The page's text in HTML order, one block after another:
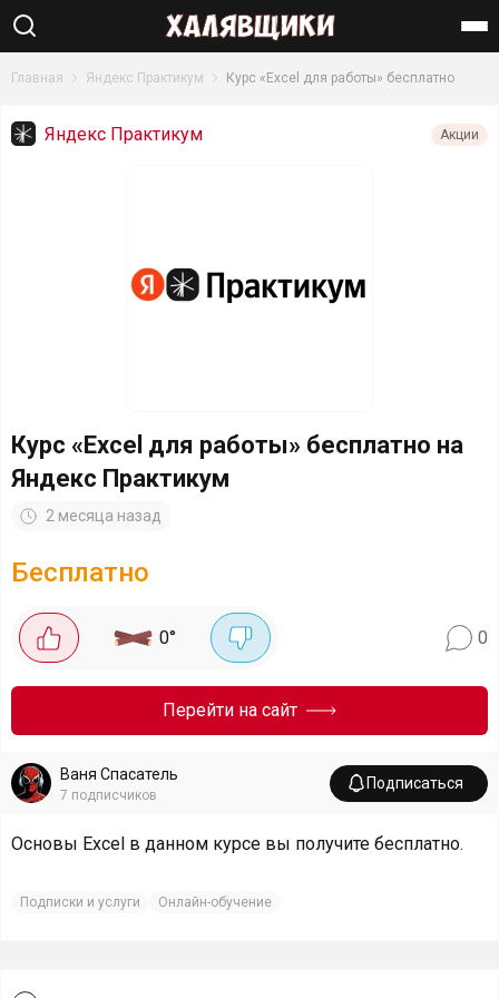
Найти
Главная Яндекс Практикум Курс «Excel для работы» бесплатно
Яндекс Практикум Акции
Курс «Excel для работы» бесплатно на
Яндекс Практикум
2 месяца назад
Бесплатно
0° 0
Перейти на сайт
Ваня Спасатель
7 подписчиков
Подписаться
Основы Excel в данном курсе вы получите бесплатно.
Подписки и услуги Онлайн-обучение